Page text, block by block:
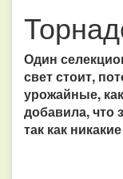
Один
свет стоит,
урожайные,
добавила, что
так как